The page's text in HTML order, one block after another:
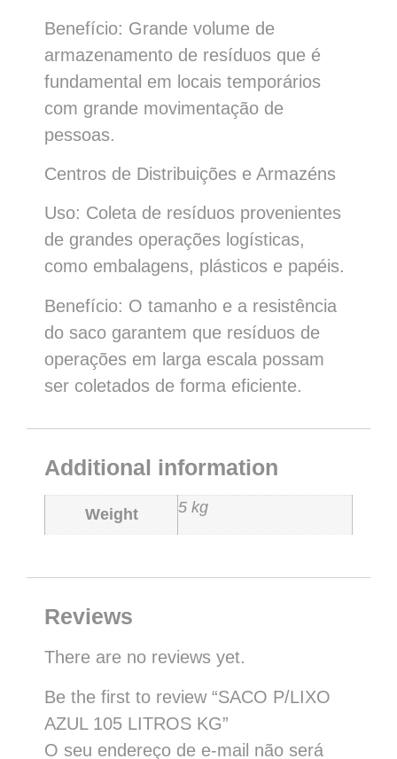
Benefício: Grande volume de
armazenamento de resíduos que é
fundamental em locais temporários
com grande movimentação de
pessoas.
Centros de Distribuições e Armazéns
Uso: Coleta de resíduos provenientes
de grandes operações logísticas,
como embalagens, plásticos e papéis.
Benefício: O tamanho e a resistência
do saco garantem que resíduos de
operações em larga escala possam
ser coletados de forma eficiente.
Additional information
Weight 5 kg
Reviews
There are no reviews yet.
Be the first to review “SACO P/LIXO
AZUL 105 LITROS KG”
O seu endereço de e-mail não será